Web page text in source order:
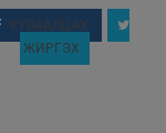
ХУВААЛЦАХ
ЖИРГЭХ